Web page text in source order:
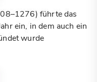
führte das
ein, in dem auch ein
wurde